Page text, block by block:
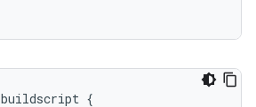
buildscript {